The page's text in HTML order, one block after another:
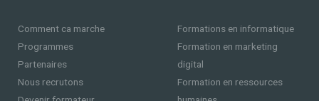
2025
Jean-
Michel
Dupontel
Comment ca marche
Programmes
Partenaires
Nous recrutons
Formations en informatique
Formation en marketing
digital
Formation en ressources